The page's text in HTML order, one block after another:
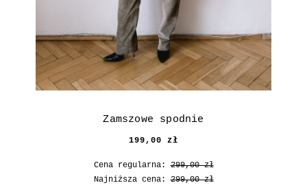
Zamszowe spodnie
199,00 zł
Cena regularna:299,00 zł
Najniższa cena:299,00 zł